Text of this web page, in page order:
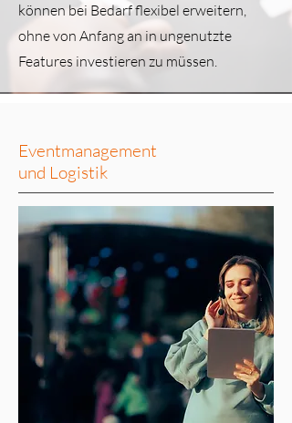
können bei Bedarf flexibel erweitern,
ohne von Anfang an in ungenutzte
Features investieren zu müssen.
Eventmanagement
und Logistik